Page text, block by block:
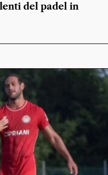
del padel in